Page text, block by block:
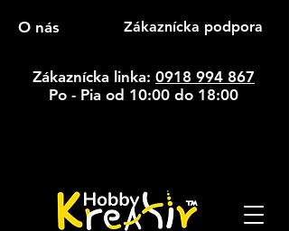
O nás Zákaznícka podpora
Zákaznícka linka: 0918 994 867
Po - Pia od 10:00 do 18:00